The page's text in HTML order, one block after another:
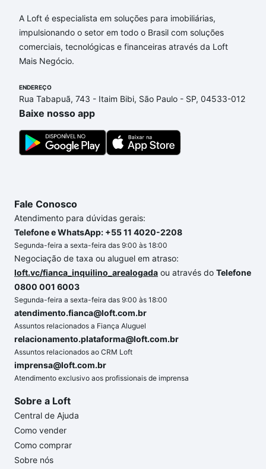
Apartamentos com 1 quarto à venda em Cidade
Universitária, Campinas, SP que custam a partir de
R$ 0 e com nossas opções de financiamento
imobiliário as parcelas podem se adequar ao seu
envolvidos no processo de compra, veja em nosso
portal quanto custa comprar um apartamento e
conte com a gente para comprar o imóvel dos seus
sonhos com segurança e conforto. Loft, com você
até as chaves.
A Loft é especialista em soluções para imobiliárias,
impulsionando o setor em todo o Brasil com soluções
comerciais, tecnológicas e financeiras através da Loft
Mais Negócio.
ENDEREÇO
Rua Tabapuã, 743 - Itaim Bibi, São Paulo - SP, 04533-012
Baixe nosso app
Fale Conosco
Atendimento para dúvidas gerais:
Telefone e WhatsApp: +55 11 4020-2208
Segunda-feira a sexta-feira das 9:00 às 18:00
Negociação de taxa ou aluguel em atraso:
loft.vc/fianca_inquilino_arealogada ou através do Telefone
0800 001 6003
Segunda-feira a sexta-feira das 9:00 às 18:00
atendimento.fianca@loft.com.br
Assuntos relacionados a Fiança Aluguel
relacionamento.plataforma@loft.com.br
Assuntos relacionados ao CRM Loft
imprensa@loft.com.br
Atendimento exclusivo aos profissionais de imprensa
Sobre a Loft
Central de Ajuda
Como vender
Como comprar
Sobre nós